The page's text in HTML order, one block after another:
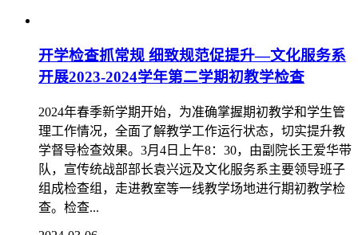
开学检查抓常规 细致规范促提升—文化服务系
开展2023-2024学年第二学期初教学检查
2024年春季新学期开始，为准确掌握期初教学和学生管
理工作情况，全面了解教学工作运行状态，切实提升教
学督导检查效果。3月4日上午8：30，由副院长王爱华带
队，宣传统战部部长袁兴远及文化服务系主要领导班子
组成检查组，走进教室等一线教学场地进行期初教学检
查。检查...